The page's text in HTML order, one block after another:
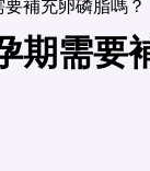
補充卵磷脂嗎？
期需要